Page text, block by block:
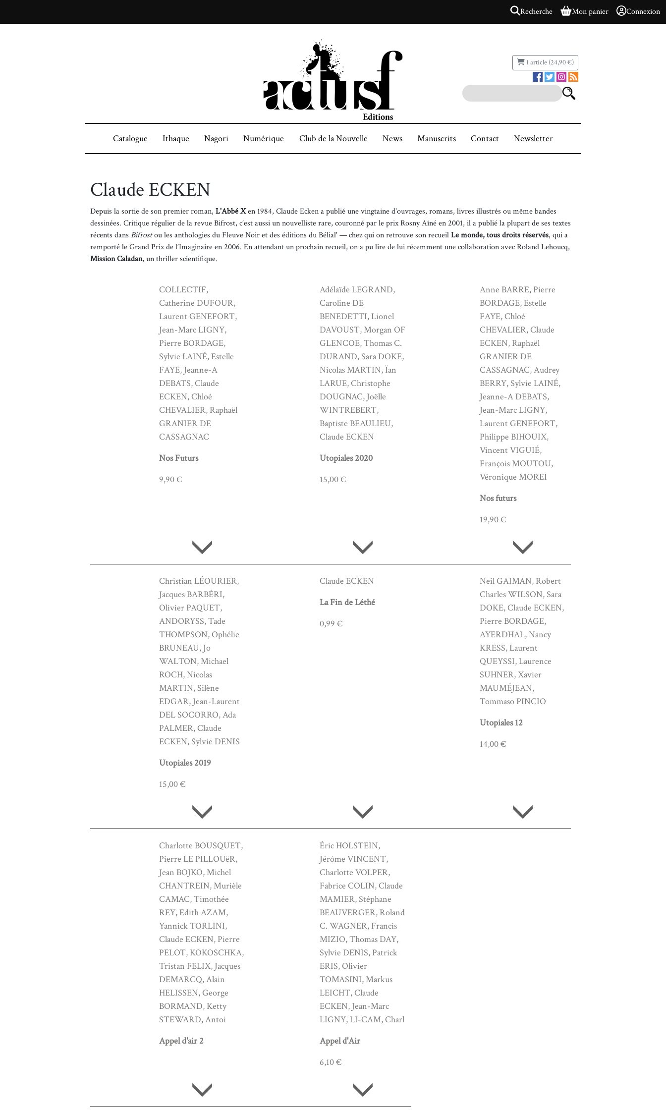
Recherche Mon panier Connexion
1 article (24,90 €)
Catalogue Ithaque Nagori Numérique Club de la Nouvelle News Manuscrits Contact Newsletter
Claude ECKEN
Depuis la sortie de son premier roman, L'Abbé Xen 1984, Claude Ecken a publié une vingtaine d'ouvrages, romans, livres illustrés ou même bandes
dessinées. Critique régulier de la revue Bifrost, c’est aussi un nouvelliste rare, couronné par le prix Rosny Aîné en 2001, il a publié la plupart de ses textes
récents dans Bifrostou les anthologies du Fleuve Noir et des éditions du Bélial' — chez qui on retrouve son recueilLe monde, tous droits réservés, qui a
remporté le Grand Prix de l’Imaginaire en 2006. En attendant un prochain recueil, on a pu lire de lui récemment une collaboration avec Roland Lehoucq,
Mission Caladan, un thriller scientifique.
COLLECTIF,
Catherine DUFOUR,
Laurent GENEFORT,
Jean-Marc LIGNY,
Pierre BORDAGE,
Sylvie LAINÉ, Estelle
FAYE, Jeanne-A
DEBATS, Claude
ECKEN, Chloé
CHEVALIER, Raphaël
GRANIER DE
CASSAGNAC
Nos Futurs
9,90 €
Adélaïde LEGRAND,
Caroline DE
BENEDETTI, Lionel
DAVOUST, Morgan OF
GLENCOE, Thomas C.
DURAND, Sara DOKE,
Nicolas MARTIN, Ïan
LARUE, Christophe
DOUGNAC, Joëlle
WINTREBERT,
Baptiste BEAULIEU,
Claude ECKEN
Utopiales 2020
15,00 €
Anne BARRE, Pierre
BORDAGE, Estelle
FAYE, Chloé
CHEVALIER, Claude
ECKEN, Raphaël
GRANIER DE
CASSAGNAC, Audrey
BERRY, Sylvie LAINÉ,
Jeanne-A DEBATS,
Jean-Marc LIGNY,
Laurent GENEFORT,
Philippe BIHOUIX,
Vincent VIGUIÉ,
François MOUTOU,
Véronique MOREI
Nos futurs
19,90 €
Christian LÉOURIER,
Jacques BARBÉRI,
Olivier PAQUET,
ANDORYSS, Tade
THOMPSON, Ophélie
BRUNEAU, Jo
WALTON, Michael
ROCH, Nicolas
MARTIN, Silène
EDGAR, Jean-Laurent
DEL SOCORRO, Ada
PALMER, Claude
ECKEN, Sylvie DENIS
Utopiales 2019
15,00 €
Claude ECKEN
La Fin de Léthé
0,99 €
Neil GAIMAN, Robert
Charles WILSON, Sara
DOKE, Claude ECKEN,
Pierre BORDAGE,
AYERDHAL, Nancy
KRESS, Laurent
QUEYSSI, Laurence
SUHNER, Xavier
MAUMÉJEAN,
Tommaso PINCIO
Utopiales 12
14,00 €
Charlotte BOUSQUET,
Pierre LE PILLOUëR,
Jean BOJKO, Michel
CHANTREIN, Murièle
CAMAC, Timothée
REY, Edith AZAM,
Yannick TORLINI,
Claude ECKEN, Pierre
PELOT, KOKOSCHKA,
Tristan FELIX, Jacques
DEMARCQ, Alain
HELISSEN, George
BORMAND, Ketty
STEWARD, Antoi
Appel d'air 2
Éric HOLSTEIN,
Jérôme VINCENT,
Charlotte VOLPER,
Fabrice COLIN, Claude
MAMIER, Stéphane
BEAUVERGER, Roland
C. WAGNER, Francis
MIZIO, Thomas DAY,
Sylvie DENIS, Patrick
ERIS, Olivier
TOMASINI, Markus
LEICHT, Claude
ECKEN, Jean-Marc
LIGNY, LI-CAM, Charl
Appel d'Air
6,10 €